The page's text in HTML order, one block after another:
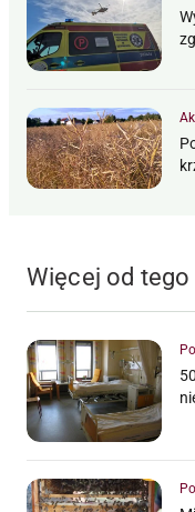
Więcej od tego